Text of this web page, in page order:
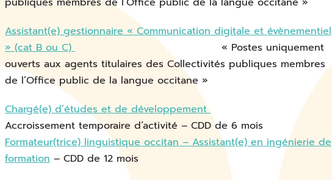
Assistant(e) gestionnaire « Communication digitale et évènementiel
» (cat B ou C) « Postes uniquement
ouverts aux agents titulaires des Collectivités publiques membres
de l’Office public de la langue occitane »
Chargé(e) d’études et de développement
Accroissement temporaire d’activité – CDD de 6 mois
Formateur(trice) linguistique occitan – Assistant(e) en ingénierie de
formation – CDD de 12 mois